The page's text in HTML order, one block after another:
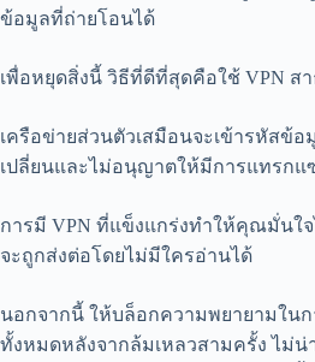
ข้อมูลที่ถ่ายโอนได้
เพื่อหยุดสิ่งนี้ วิธีที่ดีที่สุดคือใช้ VPN ส
เครือข่ายส่วนตัวเสมือนจะเข้ารหัสข้
เปลี่ยนและไม่อนุญาตให้มีการแทรกแ
การมี VPN ที่แข็งแกร่งทำให้คุณมั่นใ
จะถูกส่งต่อโดยไม่มีใครอ่านได้
นอกจากนี้ ให้บล็อกความพยายามในก
ทั้งหมดหลังจากล้มเหลวสามครั้ง ไม่น่